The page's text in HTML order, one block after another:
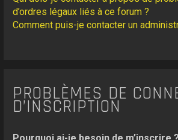
d’ordres légaux liés à ce forum ?
Comment puis-je contacter un
PROBLÈMES DE
D’INSCRIPTION